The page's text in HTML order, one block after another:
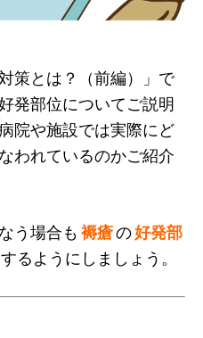
策とは？（前編）」で
発部位についてご説明
院や施設では実際にど
われているのかご紹介
う場合も 褥瘡の好発部
るようにしましょう。